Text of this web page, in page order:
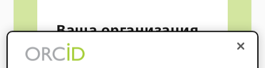
Ваша организация
некоммерческая?